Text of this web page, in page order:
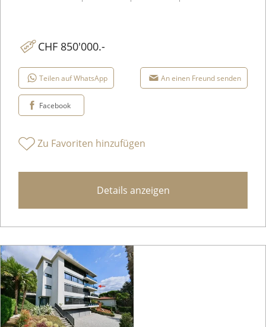
CHF 850'000.-
Teilen auf WhatsApp An einen Freund senden
Facebook
Zu Favoriten hinzufügen
Details anzeigen